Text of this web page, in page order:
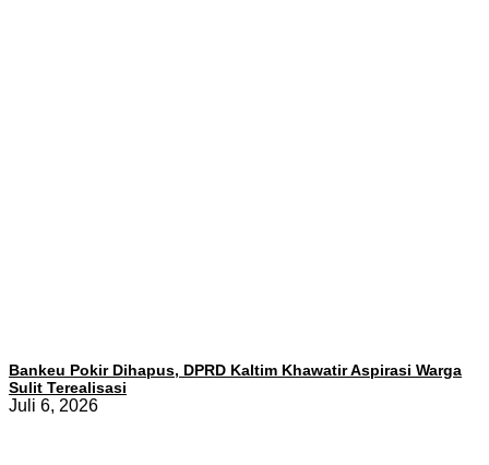
Bankeu Pokir Dihapus, DPRD Kaltim Khawatir Aspirasi Warga
Sulit Terealisasi
Juli 6, 2026